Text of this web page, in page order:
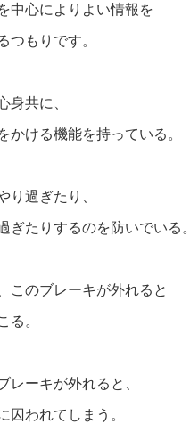
中心によりよい情報を
つもりです。
身共に、
かける機能を持っている。
り過ぎたり、
ぎたりするのを防いでいる。
このブレーキが外れると
る。
レーキが外れると、
囚われてしまう。